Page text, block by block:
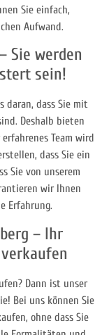
Sie einfach,
Aufwand.
Sie werden
sein!
daran, dass Sie mit
Deshalb bieten
Team wird
dass Sie ein
Sie von unserem
wir Ihnen
Erfahrung.
– Ihr
Dann ist unser
Bei uns können Sie
ohne dass Sie